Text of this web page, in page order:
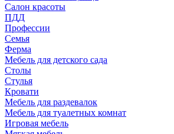
Салон красоты
ПДД
Профессии
Семья
Ферма
Мебель для детского сада
Столы
Cтулья
Кровати
Мебель для раздевалок
Мебель для туалетных комнат
Игровая мебель